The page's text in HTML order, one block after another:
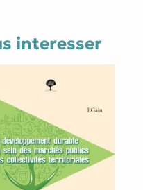
interesser